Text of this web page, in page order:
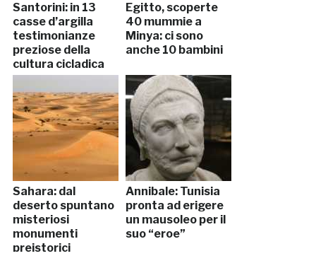
Santorini: in 13
casse d’argilla
testimonianze
preziose della
cultura cicladica
Egitto, scoperte
40 mummie a
Minya: ci sono
anche 10 bambini
Sahara: dal
deserto spuntano
misteriosi
monumenti
preistorici
Annibale: Tunisia
pronta ad erigere
un mausoleo per il
suo “eroe”